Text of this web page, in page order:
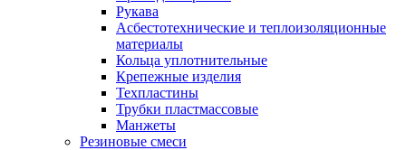
Рукава
Асбестотехнические и теплоизоляционные
материалы
Кольца уплотнительные
Крепежные изделия
Техпластины
Трубки пластмассовые
Манжеты
Резиновые смеси